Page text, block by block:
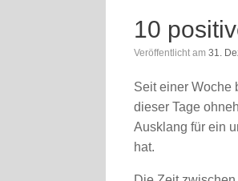
10
Veröffentlicht am 31.
Seit einer Woche
dieser Tage
Ausklang für ein
hat.